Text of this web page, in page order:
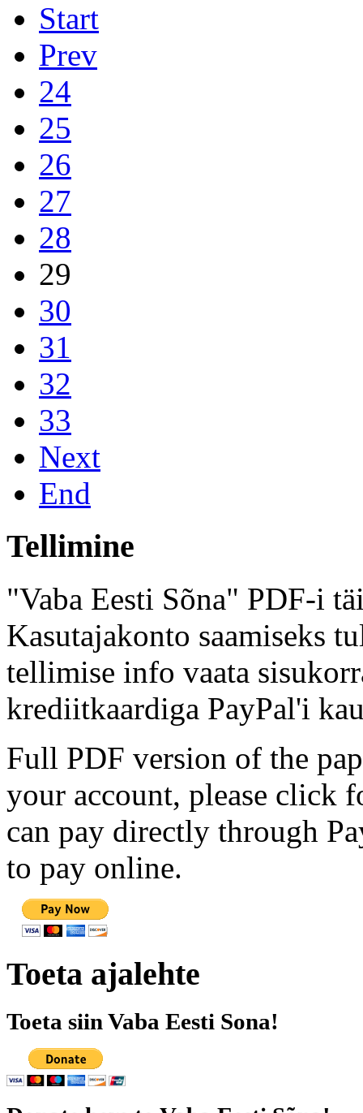
Start
Prev
24
25
26
27
28
29
30
31
32
33
Next
End
Tellimine
"Vaba Eesti Sõna" PDF-i
Kasutajakonto saamiseks
tellimise info vaata
krediitkaardiga PayPal'i
Full PDF version of the
your account, please click
can pay directly through
to pay online.
Toeta ajalehte
Toeta siin Vaba Eesti Sona!